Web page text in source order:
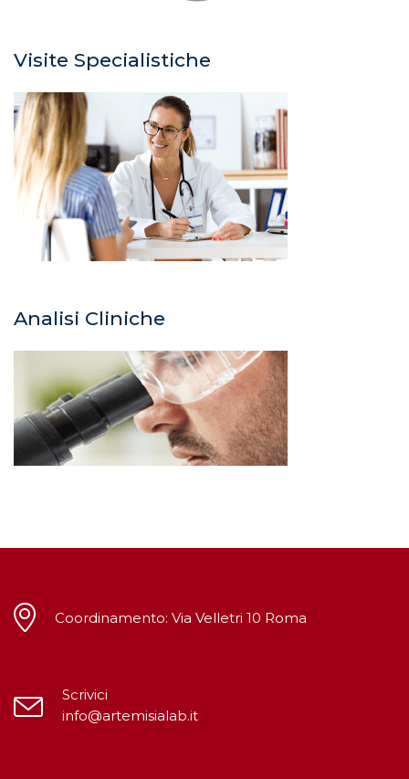
Visite Specialistiche
Analisi Cliniche
Coordinamento: Via Velletri 10 Roma
Scrivici
info@artemisialab.it